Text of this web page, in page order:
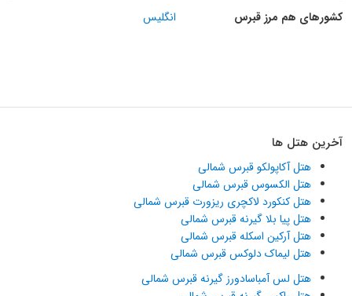
کشورهای هم مرز قبرس
انگلیس
آخرین هتل ها
هتل آکاپولکو قبرس شمالی
هتل الکسوس قبرس شمالی
هتل کنکورد لاکچری ریزورت قبرس شمالی
هتل پیا بلا گیرنه قبرس شمالی
هتل آرکین اسکله قبرس شمالی
هتل لیماک دلوکس قبرس شمالی
هتل لس آمباسادورز گیرنه قبرس شمالی